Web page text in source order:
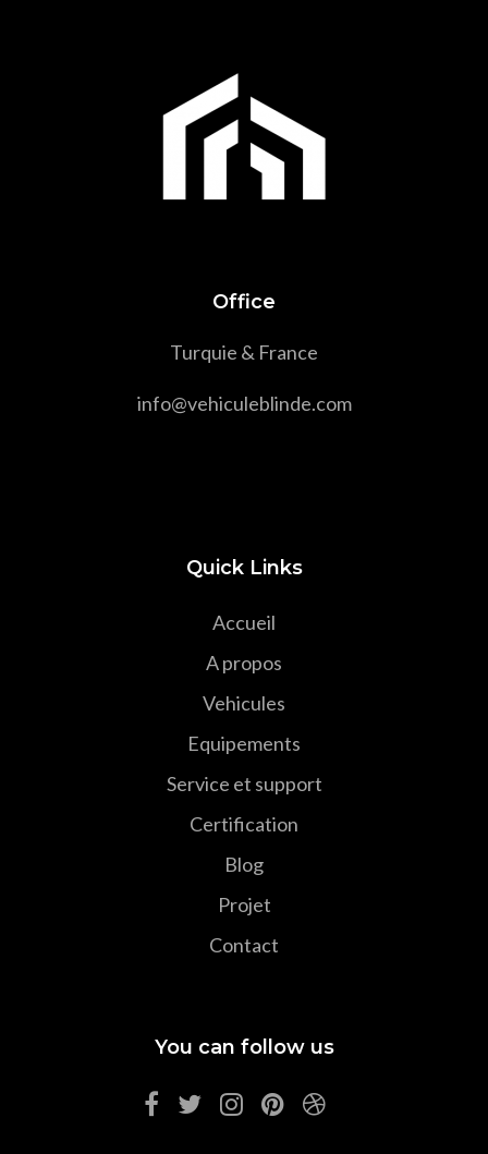
Office
Turquie & France
info@vehiculeblinde.com
Quick Links
Accueil
A propos
Vehicules
Equipements
Service et support
Certification
Blog
Projet
Contact
You can follow us